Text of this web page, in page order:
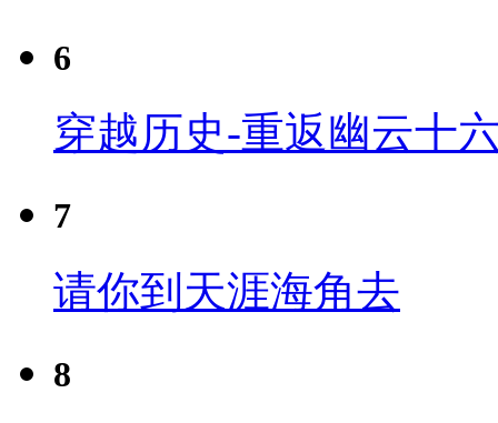
6
穿越历史-重返幽云十
7
请你到天涯海角去
8